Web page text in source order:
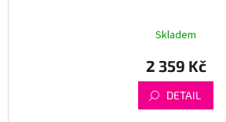
Skladem
2 359 Kč
DETAIL